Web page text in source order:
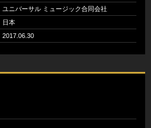
ユニバーサル ミュージック合同会社
日本
2017.06.30